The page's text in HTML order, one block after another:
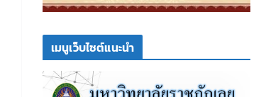
เมนูเว็บไซต์แนะนำ